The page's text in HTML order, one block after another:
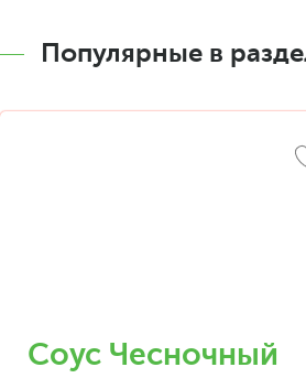
Популярные в
Соус Чесночный